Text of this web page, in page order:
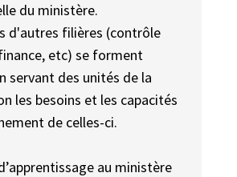
du ministère.
d'autres filières (contrôle
etc) se forment
servant des unités de la
les besoins et les capacités
de celles-ci.
au ministère